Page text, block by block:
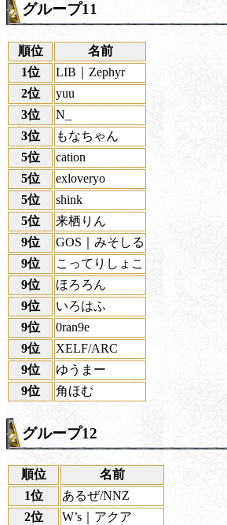
グループ11
順位
名前
1位
LIB｜Zephyr
2位
yuu
3位
N_
3位
もなちゃん
5位
cation
5位
exloveryo
5位
shink
5位
来栖りん
9位
GOS｜みそしる
9位
こってりしょこ
9位
ほろろん
9位
いろはふ
9位
0ran9e
9位
XELF/ARC
9位
ゆうまー
9位
角ほむ
グループ12
順位
名前
1位
あるぜ/NNZ
2位
W’s｜アクア